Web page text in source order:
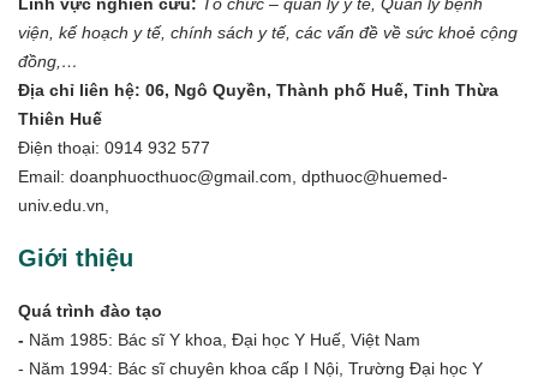
Lĩnh vực nghiên cứu: Tổ chức – quản lý y tế, Quản lý bệnh
viện, kế hoạch y tế, chính sách y tế, các vấn đề về sức khoẻ cộng
đồng,…
Địa chỉ liên hệ: 06, Ngô Quyền, Thành phố Huế, Tỉnh Thừa
Thiên Huế
Điện thoại: 0914 932 577
Email: doanphuocthuoc@gmail.com, dpthuoc@huemed-
univ.edu.vn,
Giới thiệu
Quá trình đào tạo
- Năm 1985: Bác sĩ Y khoa, Đại học Y Huế, Việt Nam
- Năm 1994: Bác sĩ chuyên khoa cấp I Nội, Trường Đại học Y